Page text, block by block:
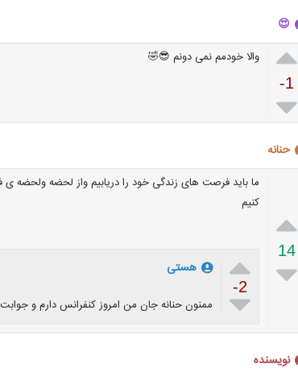
😍

-1

والا خودمم نمی دونم 😎🤣
حنانه

14

ما باید فرصت های زندگی خود را دریابیم واز لحضه ولحضه ی
کنیم

-2

هستی
ممنون حنانه جان من امروز کنفرانس دارم و
نویسنده